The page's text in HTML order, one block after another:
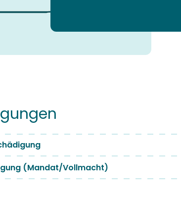
(Mandat/Vollmacht)